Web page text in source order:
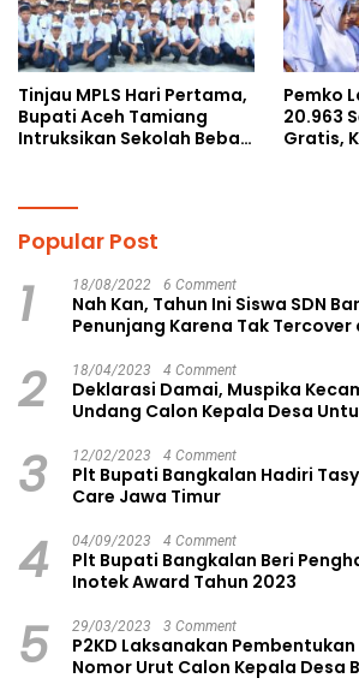
Tinjau MPLS Hari Pertama,
Bupati Aceh Tamiang
Intruksikan Sekolah Bebas
Pemko
20.963
Gratis,
Popular Post
1 18/08/2022 6 Comment
Nah Kan, Tahun Ini Siswa SDN
Penunjang Karena Tak Tercover
2 18/04/2023 4 Comment
Deklarasi Damai, Muspika
Undang Calon Kepala Desa
3 12/02/2023 4 Comment
Plt Bupati Bangkalan Hadiri
Care Jawa Timur
4 04/09/2023 4 Comment
Plt Bupati Bangkalan Beri
Inotek Award Tahun 2023
5 29/03/2023 3 Comment
P2KD Laksanakan
Nomor Urut Calon Kepala Desa